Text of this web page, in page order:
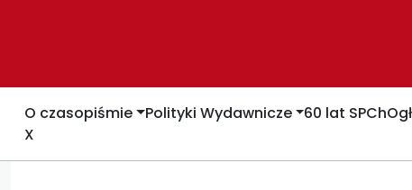
O czasopiśmie Polityki Wydawnicze 60 lat SPCh
X